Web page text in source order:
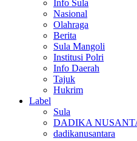
Info Sula
Nasional
Olahraga
Berita
Sula Mangoli
Institusi Polri
Info Daerah
Tajuk
Hukrim
Label
Sula
DADIKA
dadikanusantara